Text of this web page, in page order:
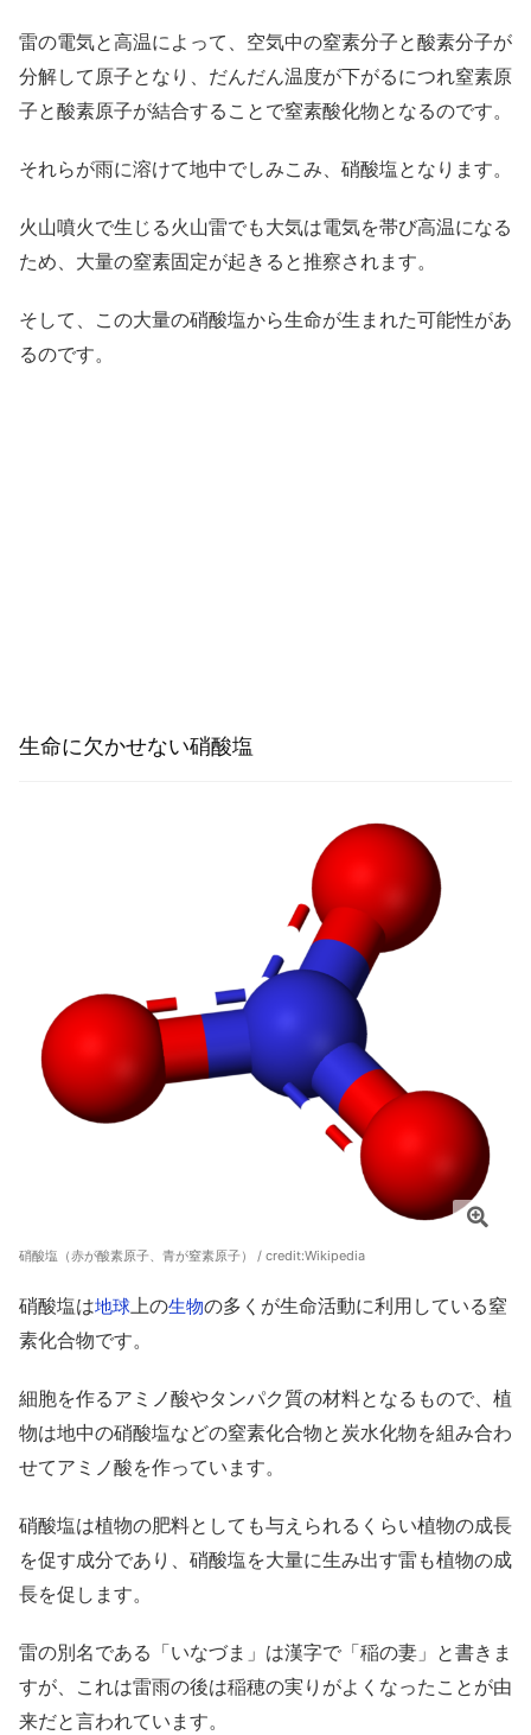
雷の電気と高温によって、空気中の窒素分子と酸素分子が
分解して原子となり、だんだん温度が下がるにつれ窒素原
子と酸素原子が結合することで窒素酸化物となるのです。
それらが雨に溶けて地中でしみこみ、硝酸塩となります。
火山噴火で生じる火山雷でも大気は電気を帯び高温になる
ため、大量の窒素固定が起きると推察されます。
そして、この大量の硝酸塩から生命が生まれた可能性があ
るのです。
生命に欠かせない硝酸塩
硝酸塩（赤が酸素原子、青が窒素原子） / credit:Wikipedia
硝酸塩は地球上の生物の多くが生命活動に利用している窒
素化合物です。
細胞を作るアミノ酸やタンパク質の材料となるもので、植
物は地中の硝酸塩などの窒素化合物と炭水化物を組み合わ
せてアミノ酸を作っています。
硝酸塩は植物の肥料としても与えられるくらい植物の成長
を促す成分であり、硝酸塩を大量に生み出す雷も植物の成
長を促します。
雷の別名である「いなづま」は漢字で「稲の妻」と書きま
すが、これは雷雨の後は稲穂の実りがよくなったことが由
来だと言われています。